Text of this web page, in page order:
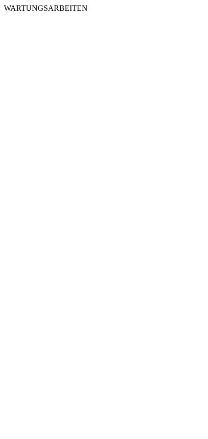
WARTUNGSARBEITEN